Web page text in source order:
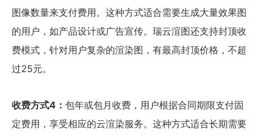
图像数量来支付费用。这种方式适合需要生成大量效果图
的用户，如产品设计或广告宣传。瑞云渲图还支持封顶收
费模式，针对用户复杂的渲染图，有最高封顶价格，不超
过25元。
收费方式4： 包年或包月收费，用户根据合同期限支付固
定费用，享受相应的云渲染服务。这种方式适合长期需要